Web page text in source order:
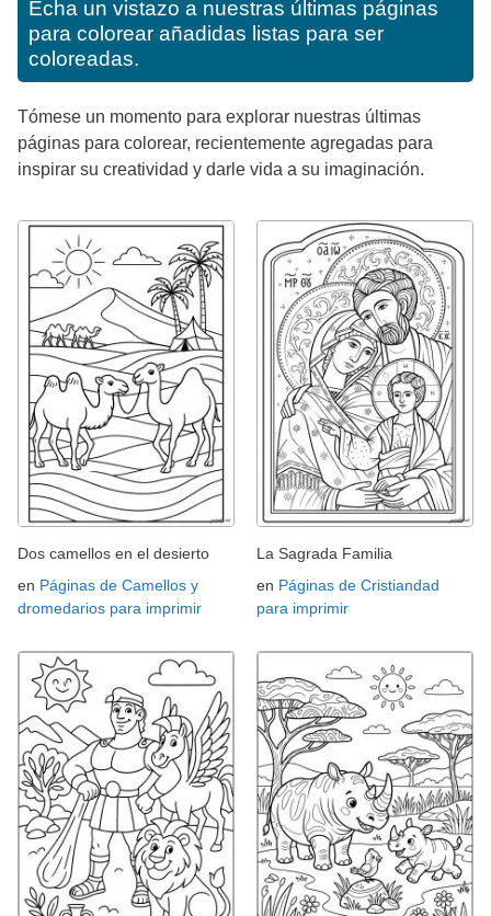
Echa un vistazo a nuestras últimas páginas
para colorear añadidas listas para ser
coloreadas.
Tómese un momento para explorar nuestras últimas
páginas para colorear, recientemente agregadas para
inspirar su creatividad y darle vida a su imaginación.
Dos camellos en el desierto
en Páginas de Camellos y
dromedarios para imprimir
La Sagrada Familia
en Páginas de Cristiandad
para imprimir